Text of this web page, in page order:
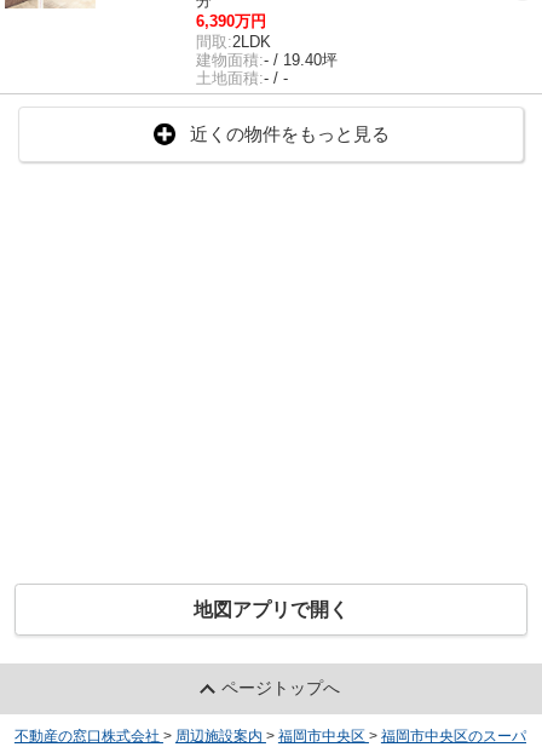
6,390万円
間取:2LDK
建物面積:- / 19.40坪
土地面積:- / -
近くの物件をもっと見る
地図アプリで開く
ページトップへ
不動産の窓口株式会社 > 周辺施設案内 > 福岡市中央区 > 福岡市中央区のスーパ